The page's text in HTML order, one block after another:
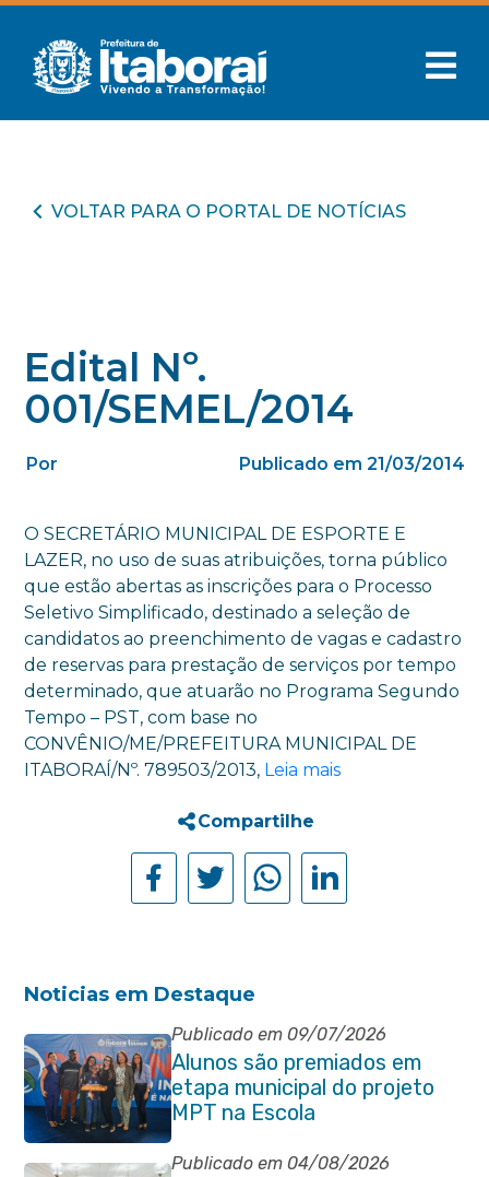
VOLTAR PARA O PORTAL DE NOTÍCIAS
Edital Nº.
001/SEMEL/2014
Por Publicado em 21/03/2014
O SECRETÁRIO MUNICIPAL DE ESPORTE E
LAZER, no uso de suas atribuições, torna público
que estão abertas as inscrições para o Processo
Seletivo Simplificado, destinado a seleção de
candidatos ao preenchimento de vagas e cadastro
de reservas para prestação de serviços por tempo
determinado, que atuarão no Programa Segundo
Tempo – PST, com base no
CONVÊNIO/ME/PREFEITURA MUNICIPAL DE
ITABORAÍ/Nº. 789503/2013, Leia mais
Compartilhe
Noticias em Destaque
Publicado em 09/07/2026
Alunos são premiados em
etapa municipal do projeto
MPT na Escola
Publicado em 04/08/2026